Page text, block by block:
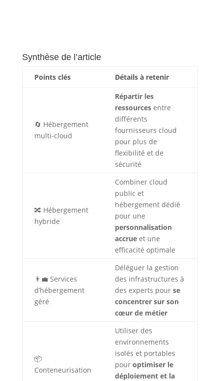
Synthèse de l’article
Points clés Détails à retenir
🔄 Hébergement
multi-cloud
Répartir les
ressourcesentre
différents
fournisseurs cloud
pour plus de
flexibilité et de
sécurité
🔀 Hébergement
hybride
Combiner cloud
public et
hébergement dédié
pour une
personnalisation
accrueet une
efficacité optimale
👨‍💼 Services
d’hébergement
géré
Déléguer la gestion
des infrastructures à
des experts pour se
concentrer sur son
cœur de métier
📦
Conteneurisation
Utiliser des
environnements
isolés et portables
pour optimiser le
déploiement et la